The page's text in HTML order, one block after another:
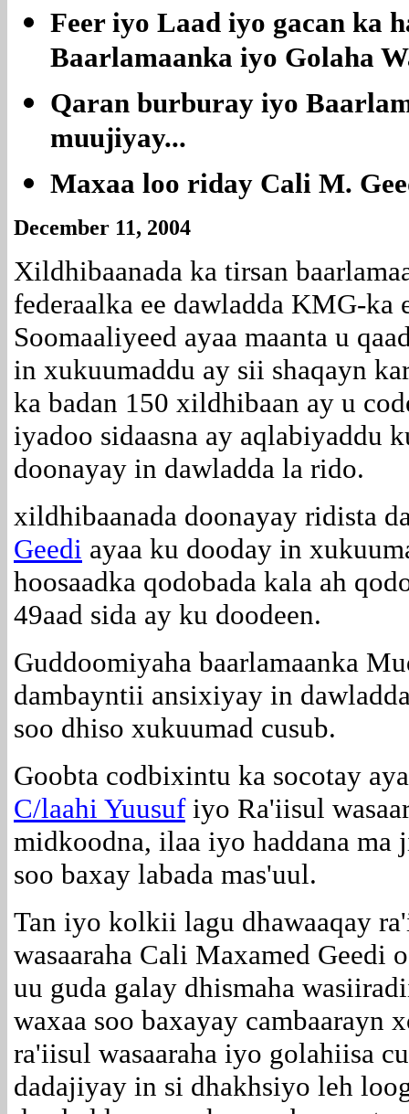
Feer iyo Laad iyo gacan ka
Baarlamaanka iyo Golaha
Qaran burburay iyo
muujiyay...
Maxaa loo riday Cali M.
December 11, 2004
Xildhibaanada ka tirsan
federaalka ee dawladda KMG-ka
Soomaaliyeed ayaa maanta u
in xukuumaddu ay sii shaqayn
ka badan 150 xildhibaan ay u
iyadoo sidaasna ay aqlabiyaddu
doonayay in dawladda la rido.
xildhibaanada doonayay ridista
Geedi ayaa ku dooday in
hoosaadka qodobada kala ah
49aad sida ay ku doodeen.
Guddoomiyaha baarlamaanka
dambayntii ansixiyay in
soo dhiso xukuumad cusub.
Goobta codbixintu ka socotay
C/laahi Yuusufiyo Ra'iisul
midkoodna, ilaa iyo haddana ma
soo baxay labada mas'uul.
Tan iyo kolkii lagu dhawaaqay
wasaaraha Cali Maxamed Geedi
uu guda galay dhismaha
waxaa soo baxayay cambaarayn
ra'iisul wasaaraha iyo golahiisa
dadajiyay in si dhakhsiyo leh